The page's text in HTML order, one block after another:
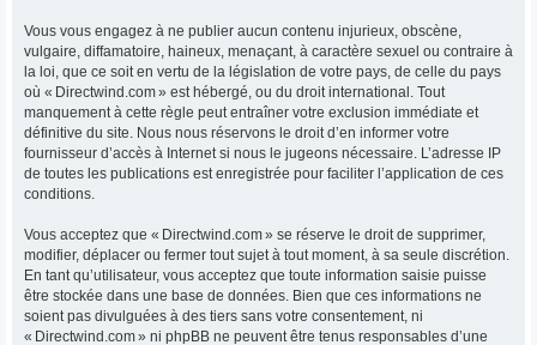
Vous vous engagez à ne publier aucun contenu injurieux, obscène,
vulgaire, diffamatoire, haineux, menaçant, à caractère sexuel ou contraire à
la loi, que ce soit en vertu de la législation de votre pays, de celle du pays
où « Directwind.com » est hébergé, ou du droit international. Tout
manquement à cette règle peut entraîner votre exclusion immédiate et
définitive du site. Nous nous réservons le droit d’en informer votre
fournisseur d’accès à Internet si nous le jugeons nécessaire. L’adresse IP
de toutes les publications est enregistrée pour faciliter l’application de ces
conditions.
Vous acceptez que « Directwind.com » se réserve le droit de supprimer,
modifier, déplacer ou fermer tout sujet à tout moment, à sa seule discrétion.
En tant qu’utilisateur, vous acceptez que toute information saisie puisse
être stockée dans une base de données. Bien que ces informations ne
soient pas divulguées à des tiers sans votre consentement, ni
« Directwind.com » ni phpBB ne peuvent être tenus responsables d’une